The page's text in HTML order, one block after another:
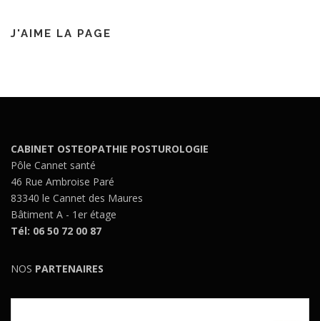
J'AIME LA PAGE
CABINET OSTEOPATHIE POSTUROLOGIE
Pôle Cannet santé
46 Rue Ambroise Paré
83340 le Cannet des Maures
Bâtiment A - 1er étage
Tél: 06 50 72 00 87
NOS PARTENAIRES